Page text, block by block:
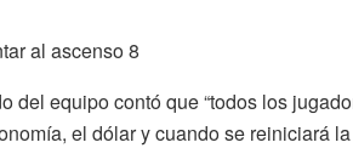
del equipo contó que “todos los
el dólar y cuando se reiniciará